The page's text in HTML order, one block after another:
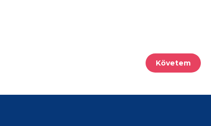
Követem